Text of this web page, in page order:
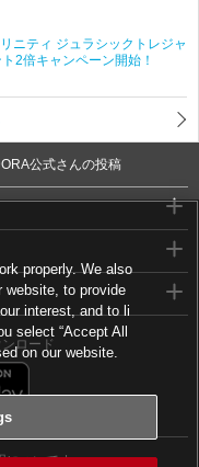
ニティ ジュラシックトレジャ
2倍キャンペーン開始！
公式さんの投稿
ロード
について
properly. We also
website, to provide
interest, and to li
select “Accept All
on our website.